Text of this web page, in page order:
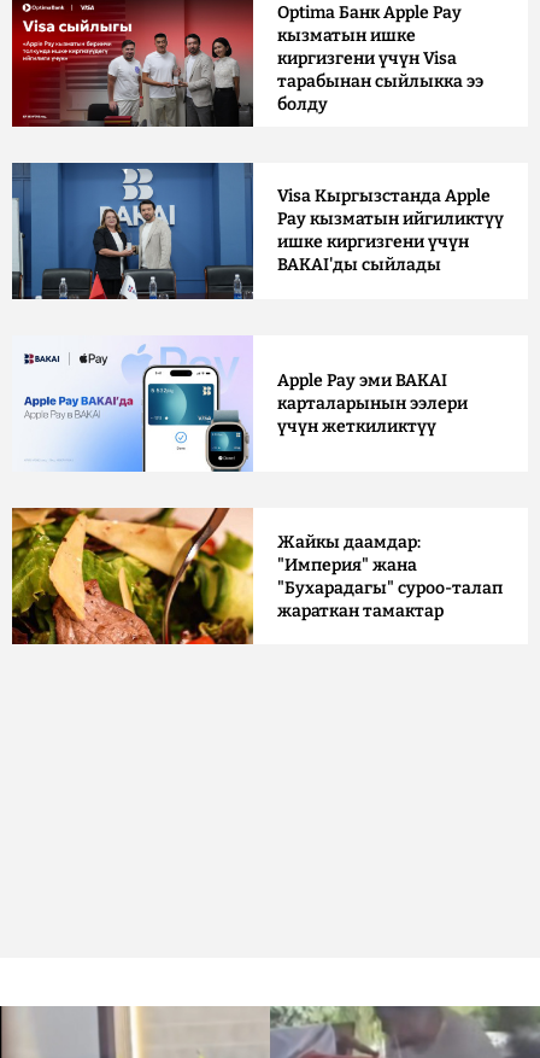
Optima Банк Apple Pay
кызматын ишке
киргизгени үчүн Visa
тарабынан сыйлыкка ээ
болду
Visa Кыргызстанда Apple
Pay кызматын ийгиликтүү
ишке киргизгени үчүн
BAKAI'ды сыйлады
Apple Pay эми BAKAI
карталарынын ээлери
үчүн жеткиликтүү
Жайкы даамдар:
"Империя" жана
"Бухарадагы" суроо-талап
жараткан тамактар